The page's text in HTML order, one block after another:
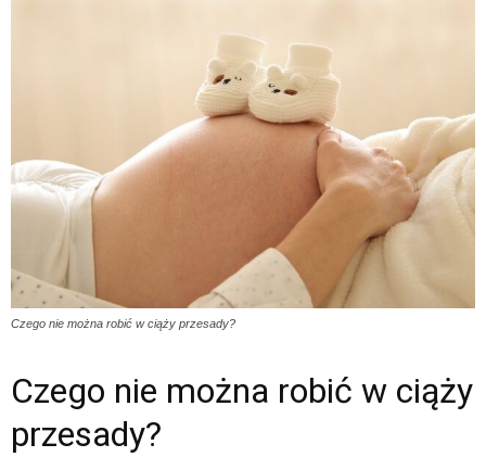
Czego nie można robić w ciąży przesady?
Czego nie można robić w ciąży
przesady?